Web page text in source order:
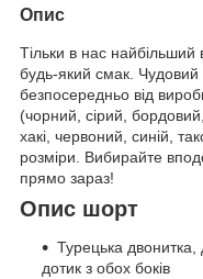
Опис
Тільки в нас найбільший
будь-який смак. Чудовий
безпосередньо від
(чорний, сірий,
хакі, червоний, синій,
розміри. Вибирайте
прямо зараз!
Опис шорт
Турецька двонитка,
дотик з обох боків